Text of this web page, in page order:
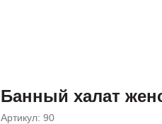
Банный халат
Артикул: 90